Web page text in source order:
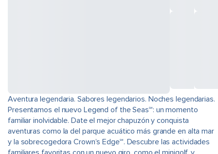
Aventura legendaria. Sabores legendarios. Noches legendarias.
Presentamos el nuevo Legend of the Seas℠: un momento
familiar inolvidable. Date el mejor chapuzón y conquista
aventuras como la del parque acuático más grande en alta mar
y la sobrecogedora Crown’s Edge℠. Descubre las actividades